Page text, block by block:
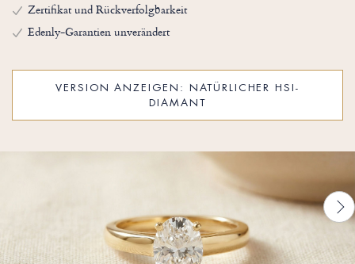
Zertifikat und Rückverfolgbarkeit
Edenly-Garantien unverändert
VERSION ANZEIGEN: NATÜRLICHER HSI-
DIAMANT